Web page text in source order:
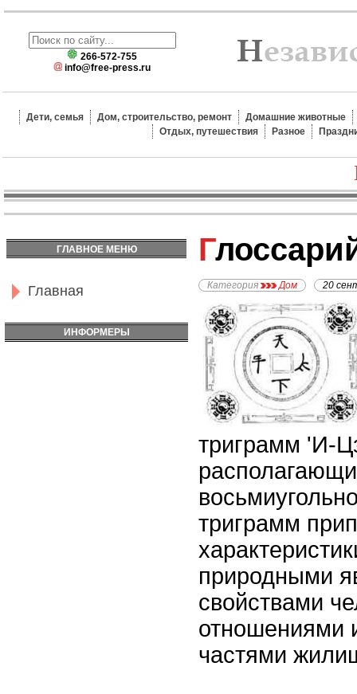
266-572-755
info@free-press.ru
Дети, семья Дом, строительство, ремонт
Домашние животные
Отдых, путешествия
Разное
ГЛАВНОЕ МЕНЮ
Главная
ИНФОРМЕРЫ
Категория Дом 20
триграмм 'И-
триграмм
природными
свойствами
отношениями
частями